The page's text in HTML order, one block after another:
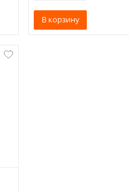
В корзину